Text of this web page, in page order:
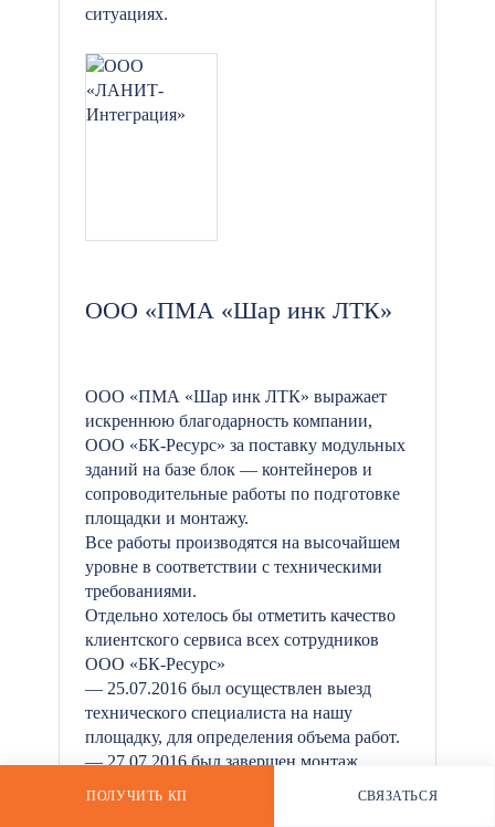
ситуациях.
ООО «ПМА «Шар инк ЛТК»
ООО «ПМА «Шар инк ЛТК» выражает
искреннюю благодарность компании,
ООО «БК-Ресурс» за поставку модульных
зданий на базе блок — контейнеров и
сопроводительные работы по подготовке
площадки и монтажу.
Все работы производятся на высочайшем
уровне в соответствии с техническими
требованиями.
Отдельно хотелось бы отметить качество
клиентского сервиса всех сотрудников
ООО «БК-Ресурс»
— 25.07.2016 был осуществлен выезд
технического специалиста на нашу
площадку, для определения объема работ.
— 27.07.2016 был завершен монтаж
*
ПОЛУЧИТЬ КП СВЯЗАТЬСЯ